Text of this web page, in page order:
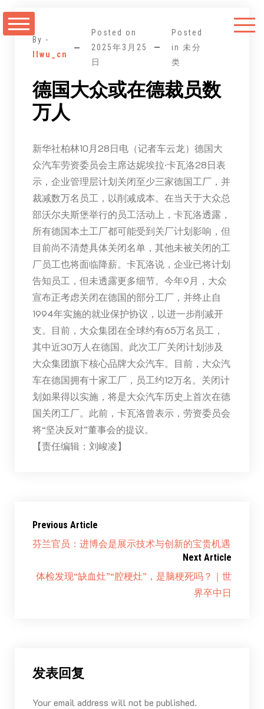
至
By -
llwu_cn
Posted on
2025年3月25
日
Posted
in 未分
类
德国大众或在德裁员数
万人
新华社柏林10月28日电（记者车云龙）德国大
众汽车劳资委员会主席达妮埃拉·卡瓦洛28日表
示，企业管理层计划关闭至少三家德国工厂，并
裁减数万名员工，以削减成本。在当天于大众总
部沃尔夫斯堡举行的员工活动上，卡瓦洛透露，
所有德国本土工厂都可能受到关厂计划影响，但
目前尚不清楚具体关闭名单，其他未被关闭的工
厂员工也将面临降薪。卡瓦洛说，企业已将计划
告知员工，但未透露更多细节。今年9月，大众
宣布正考虑关闭在德国的部分工厂，并终止自
1994年实施的就业保护协议，以进一步削减开
支。目前，大众集团在全球约有65万名员工，
其中近30万人在德国。此次工厂关闭计划涉及
大众集团旗下核心品牌大众汽车。目前，大众汽
车在德国拥有十家工厂，员工约12万名。关闭计
划如果得以实施，将是大众汽车历史上首次在德
国关闭工厂。此前，卡瓦洛曾表示，劳资委员会
将“坚决反对”董事会的提议。
【责任编辑：刘峻凌】
Previous Article
芬兰官员：进博会是展示技术与创新的宝贵机遇
Next Article
体检发现“缺血灶”“腔梗灶”，是脑梗死吗？｜世
界卒中日
发表回复
Your email address will not be published.